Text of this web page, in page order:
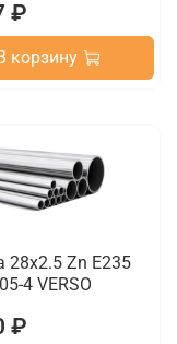
₽
корзину
28х2.5 Zn E235
4 VERSO
₽